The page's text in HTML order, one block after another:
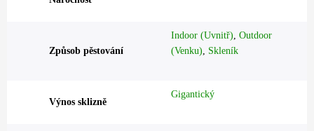
Způsob pěstování
Indoor (Uvnitř) Outdoor
(Venku)
Skleník
Výnos sklizně
Gigantický